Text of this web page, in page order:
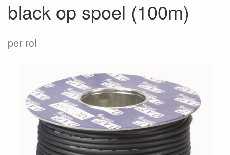
black op spoel (100m)
per rol